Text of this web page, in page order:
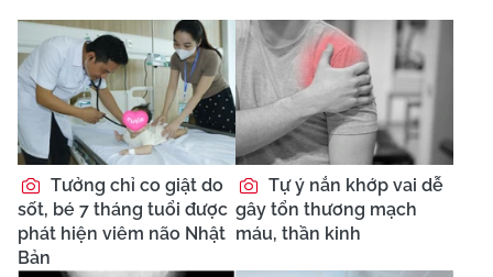
Tưởng chỉ co giật do
sốt, bé 7 tháng tuổi được
phát hiện viêm não Nhật
Bản
Tự ý nắn khớp vai dễ
gây tổn thương mạch
máu, thần kinh